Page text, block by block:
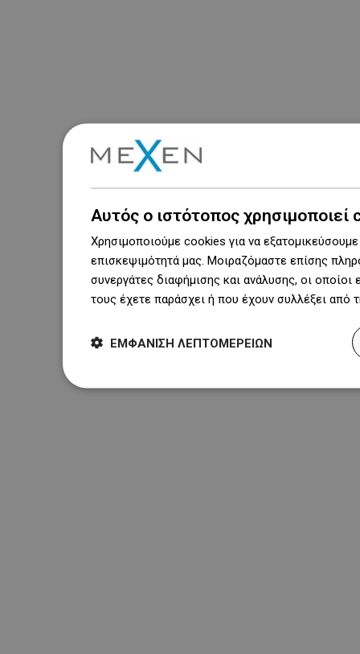
Αυτός ο ιστότοπος χρησιμοποιεί
Χρησιμοποιούμε cookies για να
επισκεψιμότητά μας. Μοιραζόμαστε επίσης
συνεργάτες διαφήμισης και ανάλυσης, οι
τους έχετε παράσχει ή που έχουν συλλέξει
ΕΜΦΆΝΙΣΗ ΛΕΠΤΟΜΕΡΕΙΏΝ